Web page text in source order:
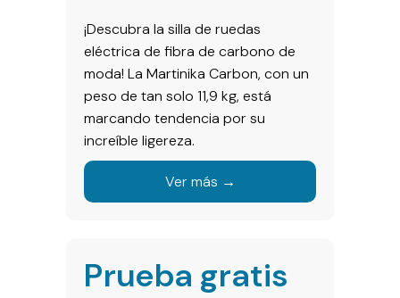
¡Descubra la silla de ruedas
eléctrica de fibra de carbono de
moda! La Martinika Carbon, con un
peso de tan solo 11,9 kg, está
marcando tendencia por su
increíble ligereza.
Ver más →
Prueba gratis